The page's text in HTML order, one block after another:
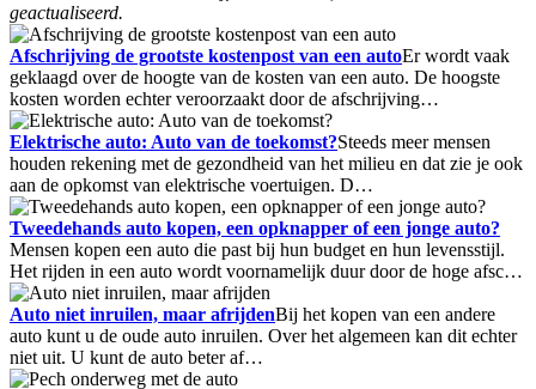
geactualiseerd.
Afschrijving de grootste kostenpost van een autoEr wordt vaak
geklaagd over de hoogte van de kosten van een auto. De hoogste
kosten worden echter veroorzaakt door de afschrijving…
Elektrische auto: Auto van de toekomst?Steeds meer mensen
houden rekening met de gezondheid van het milieu en dat zie je ook
aan de opkomst van elektrische voertuigen. D…
Tweedehands auto kopen, een opknapper of een jonge auto?
Mensen kopen een auto die past bij hun budget en hun levensstijl.
Het rijden in een auto wordt voornamelijk duur door de hoge afsc…
Auto niet inruilen, maar afrijdenBij het kopen van een andere
auto kunt u de oude auto inruilen. Over het algemeen kan dit echter
niet uit. U kunt de auto beter af…